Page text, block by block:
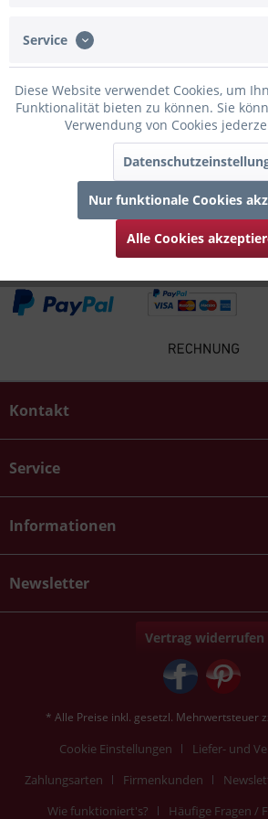
Infos zum Hersteller
Folgende Infos zum Hersteller sind
Zubehör 5
Kunden kauften auch
Kunden haben sich ebenfalls angesehen
Kontakt
Service
Informationen
Newsletter
Vertrag widerrufen
* Alle Preise inkl. gesetzl. Mehrwertsteuer
Cookie Einstellungen
Liefer- und
Zahlungsarten
Firmenkunden
Wie funktioniert's?
Häufige Fragen /
Service
Diese Website verwendet Cookies, um
Funktionalität bieten zu können. Sie
Verwendung von Cookies
Nur funktionale Cookies
Alle Cookies